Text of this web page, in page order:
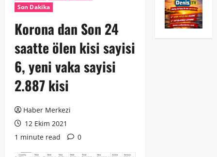
Son Dakika
Korona dan Son 24
saatte ölen kisi sayisi
6, yeni vaka sayisi
2.887 kisi
Haber Merkezi
12 Ekim 2021
1 minute read
0